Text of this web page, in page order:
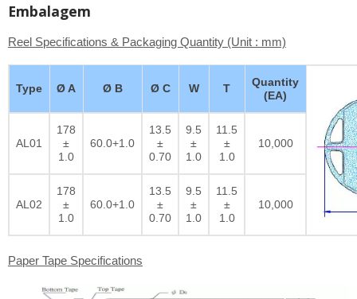
Embalagem
Reel Specifications & Packaging Quantity (Unit : mm)
Type Ø A Ø B Ø C W T
Quantity
(EA)
AL01
178
±
1.0
60.0+1.0
13.5
±
0.70
9.5
±
1.0
11.5
±
1.0
10,000
AL02
178
±
1.0
60.0+1.0
13.5
±
0.70
9.5
±
1.0
11.5
±
1.0
10,000
Paper Tape Specifications